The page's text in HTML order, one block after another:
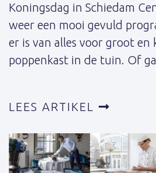
Koningsdag in Schiedam
weer een mooi gevuld
er is van alles voor groot en
poppenkast in de tuin. Of
LEES ARTIKEL